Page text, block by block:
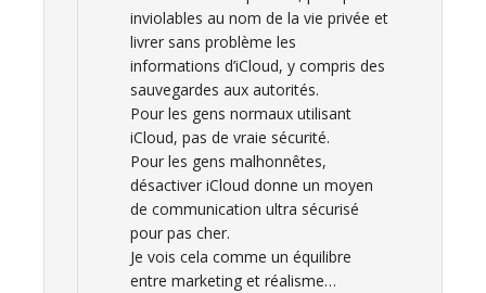
inviolables au nom de la vie privée et
livrer sans problème les
informations d’iCloud, y compris des
sauvegardes aux autorités.
Pour les gens normaux utilisant
iCloud, pas de vraie sécurité.
Pour les gens malhonnêtes,
désactiver iCloud donne un moyen
de communication ultra sécurisé
pour pas cher.
Je vois cela comme un équilibre
entre marketing et réalisme…